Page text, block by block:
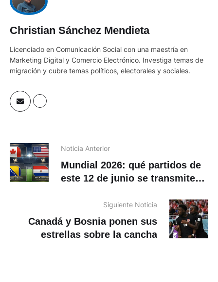
Christian Sánchez Mendieta
Licenciado en Comunicación Social con una maestría en
Marketing Digital y Comercio Electrónico. Investiga temas de
migración y cubre temas políticos, electorales y sociales.
Noticia Anterior
Mundial 2026: qué partidos de
este 12 de junio se transmiten
Siguiente Noticia
Canadá y Bosnia ponen sus
estrellas sobre la cancha